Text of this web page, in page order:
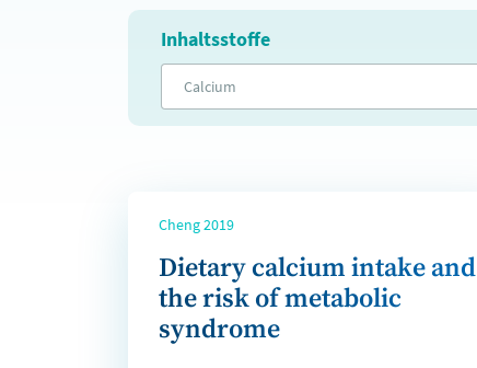
Inhaltsstoffe
Calcium
Cheng 2019
Dietary calcium intake and
the risk of metabolic
syndrome